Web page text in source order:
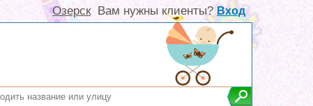
Вам нужны клиенты? Вход
Озерск